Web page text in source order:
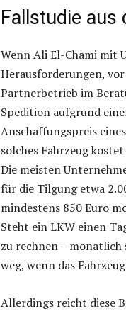
Fallstudie aus
Wenn Ali El-Chami mit
Herausforderungen,
Partnerbetrieb im
Spedition aufgrund
Anschaffungspreis
solches Fahrzeug
Die meisten
für die Tilgung etwa
mindestens 850 Euro
Steht ein LKW einen
zu rechnen – monatlich
weg, wenn das
Allerdings reicht diese